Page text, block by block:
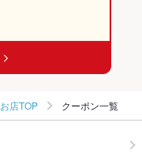
お店TOP クーポン一覧